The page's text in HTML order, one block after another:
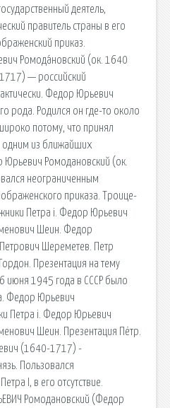
деятель,
правитель страны в его
приказ.
Ромода́новский (ок. 1640
— российский
Федор Юрьевич
рода. Родился он где-то около
потому, что принял
из ближайших
Ромодановский (ок.
неограниченным
приказа. Троице-
Петра i. Федор Юрьевич
Шеин. Федор
Шереметев. Петр
Презентация на тему
июня 1945 года в СССР было
Федор Юрьевич
Петра i. Федор Юрьевич
Шеин. Презентация Пётр.
(1640-1717) -
Пользовался
I, в его отсутствие.
Ромодановский (Федор